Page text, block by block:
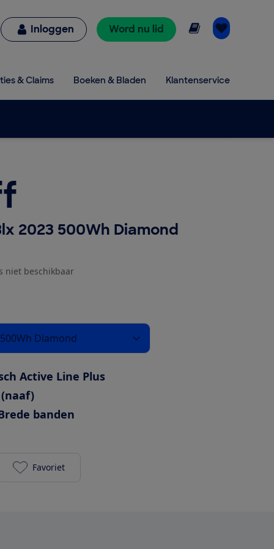
Inloggen Word nu lid Online lezen
& Claims Boeken & Bladen Klantenservice
2023 500Wh Diamond
niet beschikbaar
Diamond
Active Line Plus
banden
Kalkhoff Image 3.B Move Blx 2023 500Wh
Favoriet